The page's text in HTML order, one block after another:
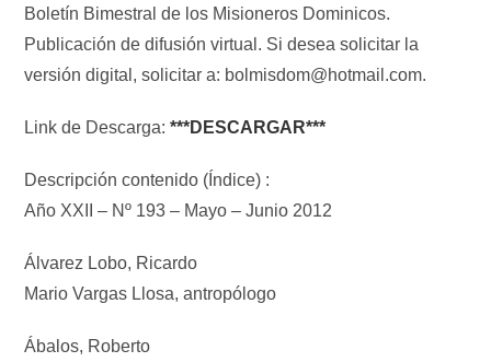
Boletín Bimestral de los Misioneros Dominicos.
Publicación de difusión virtual. Si desea solicitar la
versión digital, solicitar a: bolmisdom@hotmail.com.
Link de Descarga:***DESCARGAR***
Descripción contenido (Índice) :
Año XXII – Nº 193 – Mayo – Junio 2012
Álvarez Lobo, Ricardo
Mario Vargas Llosa, antropólogo
Ábalos, Roberto